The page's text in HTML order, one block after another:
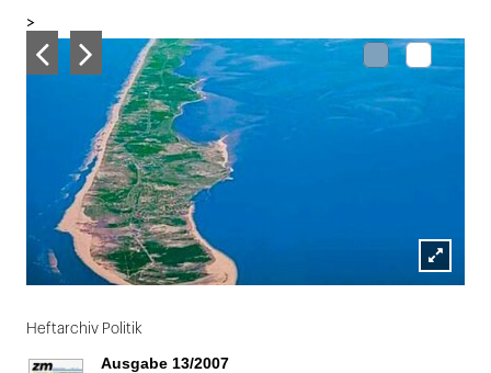
>
Lightbox
1
von
Heftarchiv Politik
Ausgabe 13/2007